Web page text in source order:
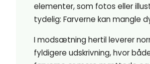
elementer, som fotos eller
tydelig: Farverne kan mangle
I modsætning hertil leverer
fyldigere udskrivning, hvor